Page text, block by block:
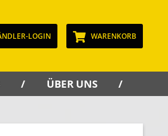
LOGIN WARENKORB
ÜBER UNS